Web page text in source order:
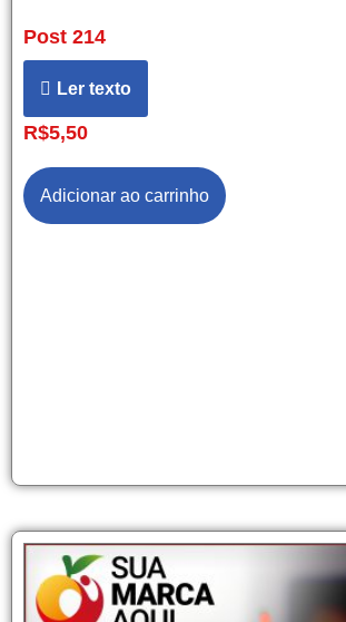
Post 214
Ler texto
R$5,50
Adicionar ao carrinho